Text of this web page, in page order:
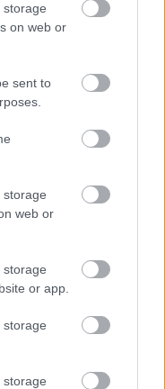
storage
on web or
sent to
storage
web or
storage
or app.
storage
storage
08-12 20:30